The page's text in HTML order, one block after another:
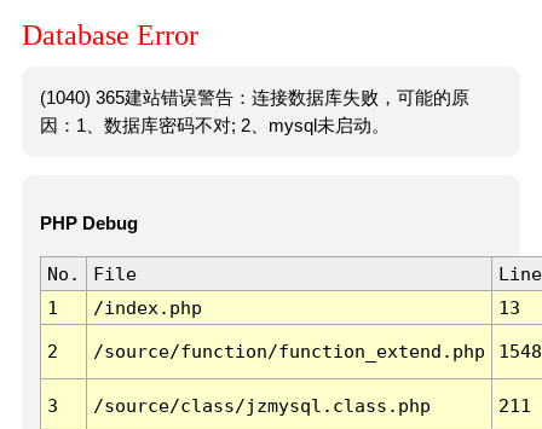
Database Error
(1040) 365建站错误警告：连接数据库失败，可能的原
因：1、数据库密码不对; 2、mysql未启动。
PHP Debug
No. File
Line
1
/index.php 13
2 /source/function/function_extend.php 1548
3 /source/class/jzmysql.class.php 211